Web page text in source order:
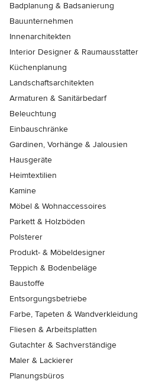
Badplanung & Badsanierung
Bauunternehmen
Innenarchitekten
Interior Designer & Raumausstatter
Küchenplanung
Landschaftsarchitekten
Armaturen & Sanitärbedarf
Beleuchtung
Einbauschränke
Gardinen, Vorhänge & Jalousien
Hausgeräte
Heimtextilien
Kamine
Möbel & Wohnaccessoires
Parkett & Holzböden
Polsterer
Produkt- & Möbeldesigner
Teppich & Bodenbeläge
Baustoffe
Entsorgungsbetriebe
Farbe, Tapeten & Wandverkleidung
Fliesen & Arbeitsplatten
Gutachter & Sachverständige
Maler & Lackierer
Planungsbüros